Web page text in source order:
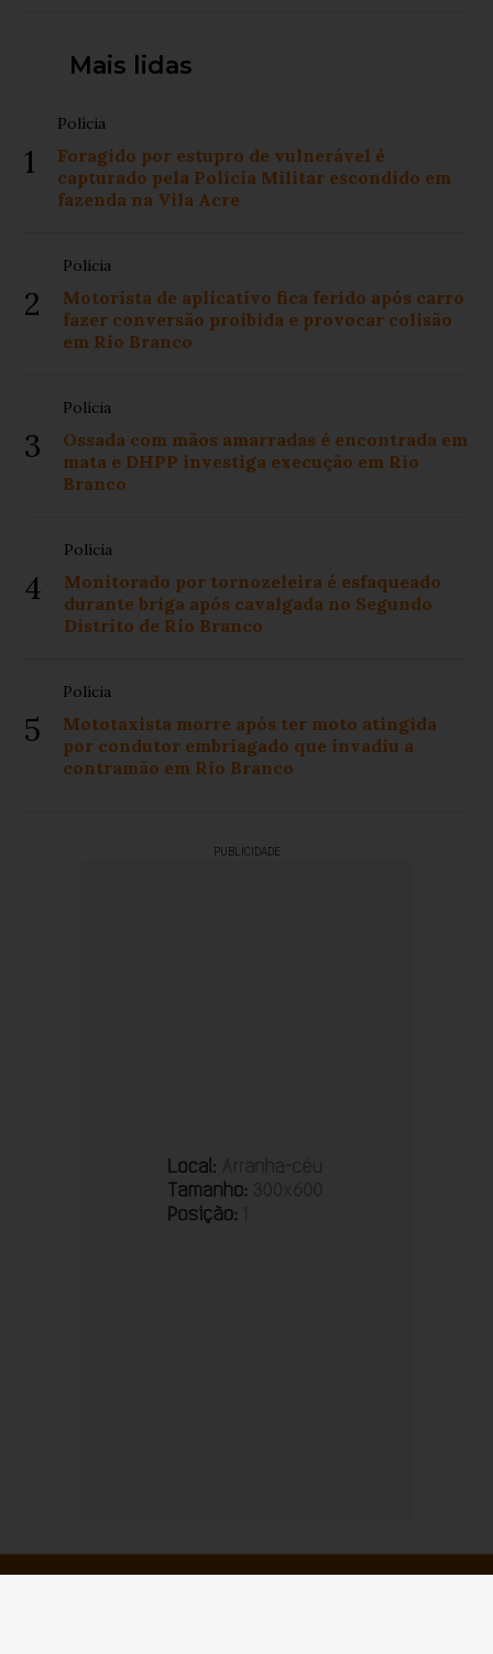
Mais lidas
1
Polícia
Foragido por estupro de vulnerável é
capturado pela Polícia Militar escondido em
fazenda na Vila Acre
2
Polícia
Motorista de aplicativo fica ferido após carro
fazer conversão proibida e provocar colisão
em Rio Branco
3
Polícia
Ossada com mãos amarradas é encontrada em
mata e DHPP investiga execução em Rio
Branco
4
Polícia
Monitorado por tornozeleira é esfaqueado
durante briga após cavalgada no Segundo
Distrito de Rio Branco
5
Polícia
Mototaxista morre após ter moto atingida
por condutor embriagado que invadiu a
contramão em Rio Branco
PUBLICIDADE